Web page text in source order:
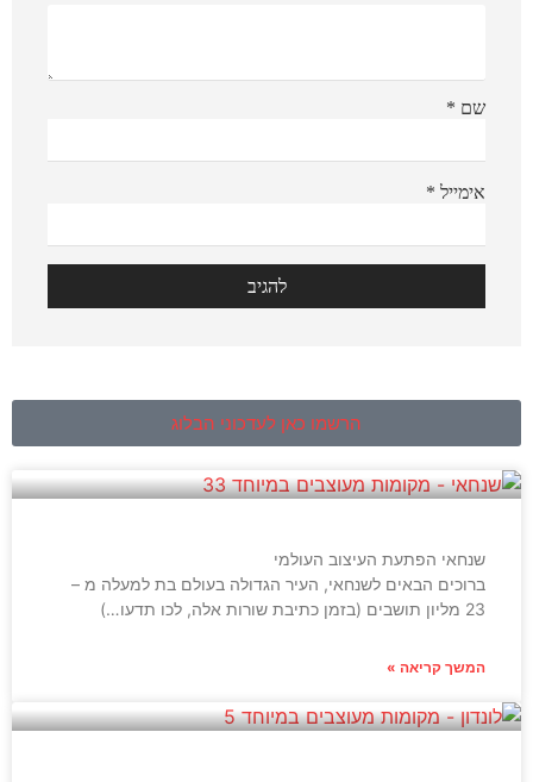
שם *
אימייל *
הרשמו כאן לעדכוני הבלוג
שנחאי הפתעת העיצוב העולמי
ברוכים הבאים לשנחאי, העיר הגדולה בעולם בת למעלה מ –
23 מליון תושבים (בזמן כתיבת שורות אלה, לכו תדעו…)
המשך קריאה »